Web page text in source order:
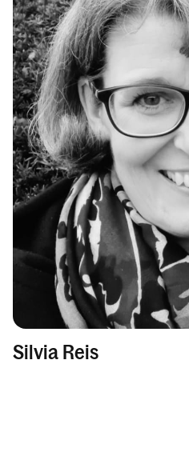
Silvia Reis